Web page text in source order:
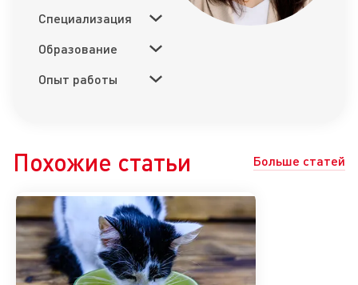
Специализация
Образование
Опыт работы
Похожие статьи Больше статей